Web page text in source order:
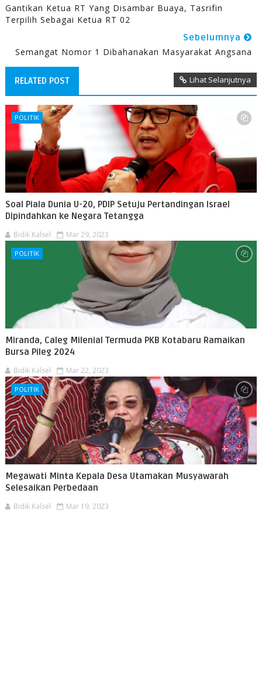
Gantikan Ketua RT Yang Disambar Buaya, Tasrifin
Terpilih Sebagai Ketua RT 02
Sebelumnya
Semangat Nomor 1 Dibahanakan Masyarakat Angsana
RELATED POST Lihat Selanjutnya
POLITIK
Soal Piala Dunia U-20, PDIP Setuju Pertandingan Israel
Dipindahkan ke Negara Tetangga
Bidik Kalsel Mar 29, 2023
POLITIK
Miranda, Caleg Milenial Termuda PKB Kotabaru Ramaikan
Bursa Pileg 2024
Bidik Kalsel Mar 22, 2023
POLITIK
Megawati Minta Kepala Desa Utamakan Musyawarah
Selesaikan Perbedaan
Bidik Kalsel Mar 19, 2023